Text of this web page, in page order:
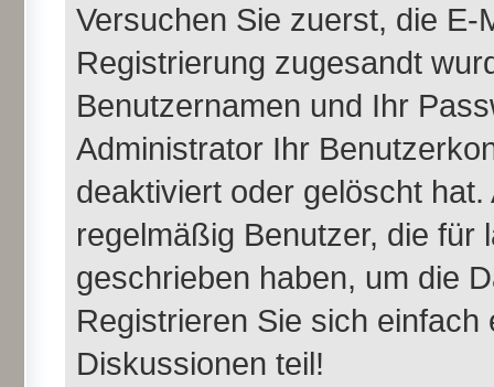
Versuchen Sie zuerst, die
Registrierung zugesandt
Benutzernamen und Ihr
Administrator Ihr
deaktiviert oder gelöscht
regelmäßig Benutzer, die für
geschrieben haben, um die
Registrieren Sie sich
Diskussionen teil!